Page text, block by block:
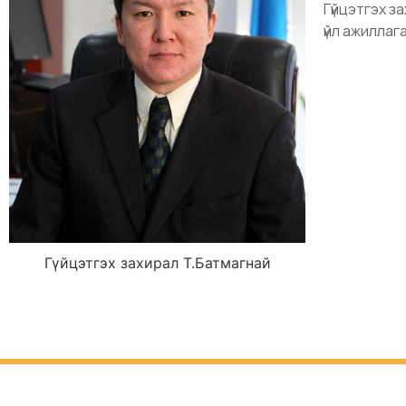
Гүйцэтгэх захирал Т.Батмагнай
Гүйцэтгэх
үйл